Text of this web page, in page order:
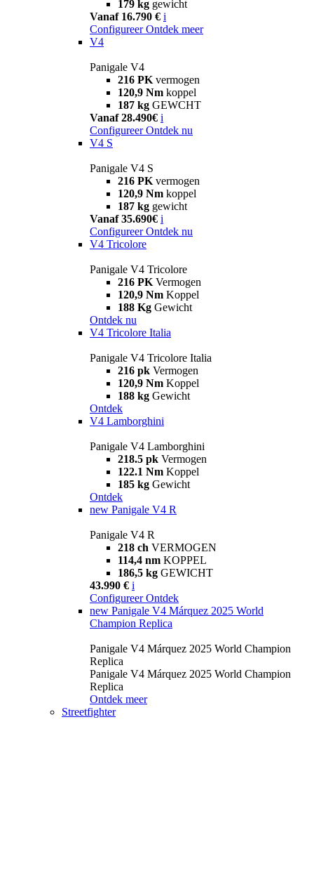
179 kg gewicht
Vanaf 16.790 € i
Configureer Ontdek meer
V4
Panigale V4
216 PK vermogen
120,9 Nm koppel
187 kg GEWCHT
Vanaf 28.490€ i
Configureer Ontdek nu
V4 S
Panigale V4 S
216 PK vermogen
120,9 Nm koppel
187 kg gewicht
Vanaf 35.690€ i
Configureer Ontdek nu
V4 Tricolore
Panigale V4 Tricolore
216 PK Vermogen
120,9 Nm Koppel
188 Kg Gewicht
Ontdek nu
V4 Tricolore Italia
Panigale V4 Tricolore Italia
216 pk Vermogen
120,9 Nm Koppel
188 kg Gewicht
Ontdek
V4 Lamborghini
Panigale V4 Lamborghini
218.5 pk Vermogen
122.1 Nm Koppel
185 kg Gewicht
Ontdek
new Panigale V4 R
Panigale V4 R
218 ch VERMOGEN
114,4 nm KOPPEL
186,5 kg GEWICHT
43.990 € i
Configureer Ontdek
new Panigale V4 Márquez 2025 World
Champion Replica
Panigale V4 Márquez 2025 World Champion
Replica
Panigale V4 Márquez 2025 World Champion
Replica
Ontdek meer
Streetfighter